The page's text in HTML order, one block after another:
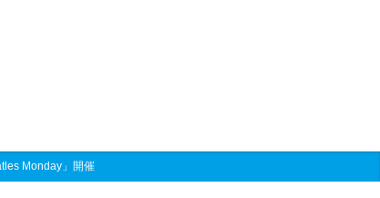
Monday」開催